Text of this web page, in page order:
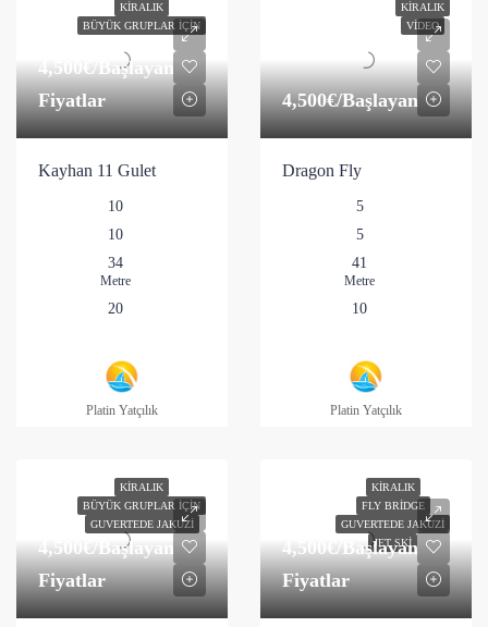
KIRALIK
BÜYÜK GRUPLAR İÇIN
4,500€/Başlayan
Fiyatlar
Kayhan 11 Gulet
10
10
34
Metre
20
Platin Yatçılık
KIRALIK
VIDEO
4,500€/Başlayan
Dragon Fly
5
5
41
Metre
10
Platin Yatçılık
KIRALIK
BÜYÜK GRUPLAR İÇIN
GUVERTEDE JAKUZI
4,500€/Başlayan
Fiyatlar
KIRALIK
FLY BRIDGE
GUVERTEDE JAKUZI
JET SKI
4,500€/Başlayan
Fiyatlar